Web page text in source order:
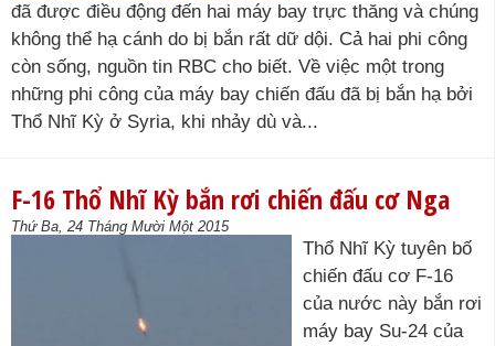
đã được điều động đến hai máy bay trực thăng và chúng
không thể hạ cánh do bị bắn rất dữ dội. Cả hai phi công
còn sống, nguồn tin RBC cho biết. Về việc một trong
những phi công của máy bay chiến đấu đã bị bắn hạ bởi
Thổ Nhĩ Kỳ ở Syria, khi nhảy dù và...
F-16 Thổ Nhĩ Kỳ bắn rơi chiến đấu cơ Nga
Thứ Ba, 24 Tháng Mười Một 2015
Thổ Nhĩ Kỳ tuyên bố
chiến đấu cơ F-16
của nước này bắn rơi
máy bay Su-24 của